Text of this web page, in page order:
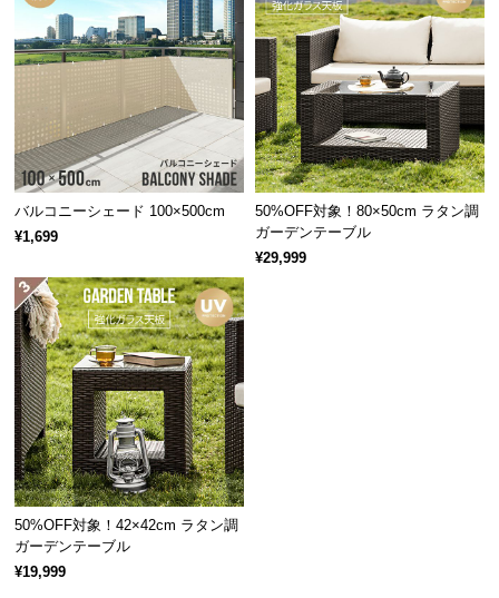
小
型
商
配
送
に
つ
い
開
梱
設
置
サ
ー
ビ
ス
に
つ
い
直径 約3ｍ
空間を妨げない吊り下げタイプ
支柱が邪魔にならない吊り下げタイプなので、パラ
ソル下を無駄なく広々使えます。
安心のUVカット加工
バルコニーシェード 100×500cm
¥1,699
50%OFF対象！80×50cm ラタン調
ガーデンテーブル
¥29,999
50%OFF対象！42×42cm ラタン調
ガーデンテーブル
¥19,999